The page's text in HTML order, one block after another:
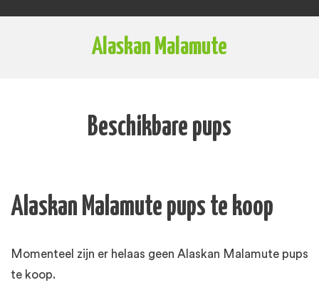
Alaskan Malamute
Beschikbare pups
Alaskan Malamute pups te koop
Momenteel zijn er helaas geen Alaskan Malamute pups
te koop.